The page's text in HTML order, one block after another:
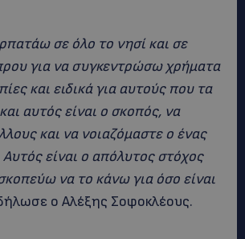
σε όλο το νησί και σε
για να συγκεντρώσω χρήματα
και ειδικά για αυτούς που τα
αυτός είναι ο σκοπός, να
και να νοιαζόμαστε ο ένας
Αυτός είναι ο απόλυτος στόχος
να το κάνω για όσο είναι
ο Αλέξης Σοφοκλέους.